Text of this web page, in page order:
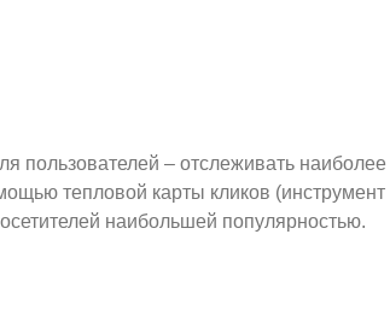
пользователей – отслеживать
тепловой карты кликов
наибольшей популярностью.